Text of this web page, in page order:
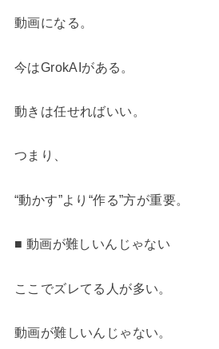
動画になる。
今はGrokAIがある。
動きは任せればいい。
つまり、
“動かす”より“作る”方が重要。
■ 動画が難しいんじゃない
ここでズレてる人が多い。
動画が難しいんじゃない。